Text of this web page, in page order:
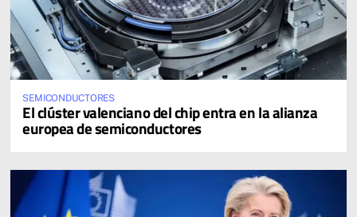
SEMICONDUCTORES
El clúster valenciano del chip entra en la alianza
europea de semiconductores